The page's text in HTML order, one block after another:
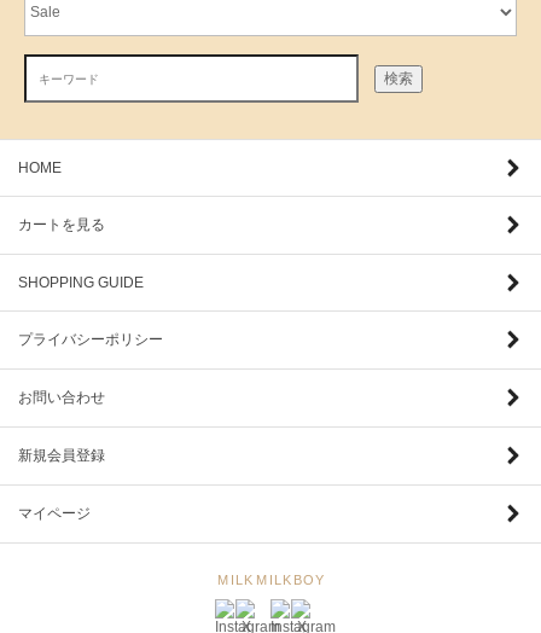
検索
HOME
カートを見る
SHOPPING GUIDE
プライバシーポリシー
お問い合わせ
新規会員登録
マイページ
MILK MILKBOY